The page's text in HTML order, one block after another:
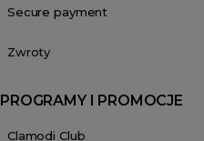
Secure payment
Zwroty
PROGRAMY I PROMOCJE
Clamodi Club